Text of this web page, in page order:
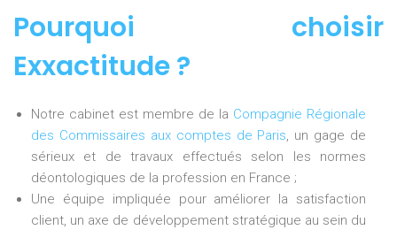
Pourquoi choisir
Exxactitude ?
Notre cabinet est membre de la Compagnie Régionale
des Commissaires aux comptes de Paris, un gage de
sérieux et de travaux effectués selon les normes
déontologiques de la profession en France ;
Une équipe impliquée pour améliorer la satisfaction
client, un axe de développement stratégique au sein du